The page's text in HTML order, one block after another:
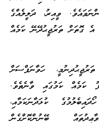
ވީއިރު، ދަލީލެއްގެ
އެ ގޮތަށް ތަރުޖީޙުދޭނޭ ކަމެއް
ހަވާނަފްސަށް
ކަމެއް ކަމުގައި ވާނެތެވެ.
ކުޅަދާނަކަމާއި،
ބޭނުންކޮށްގެން